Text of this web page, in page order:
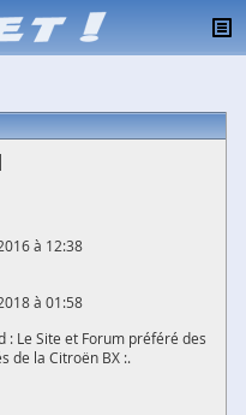
à 12:38
à 01:58
: Le Site et Forum préféré des
de la Citroën BX :.